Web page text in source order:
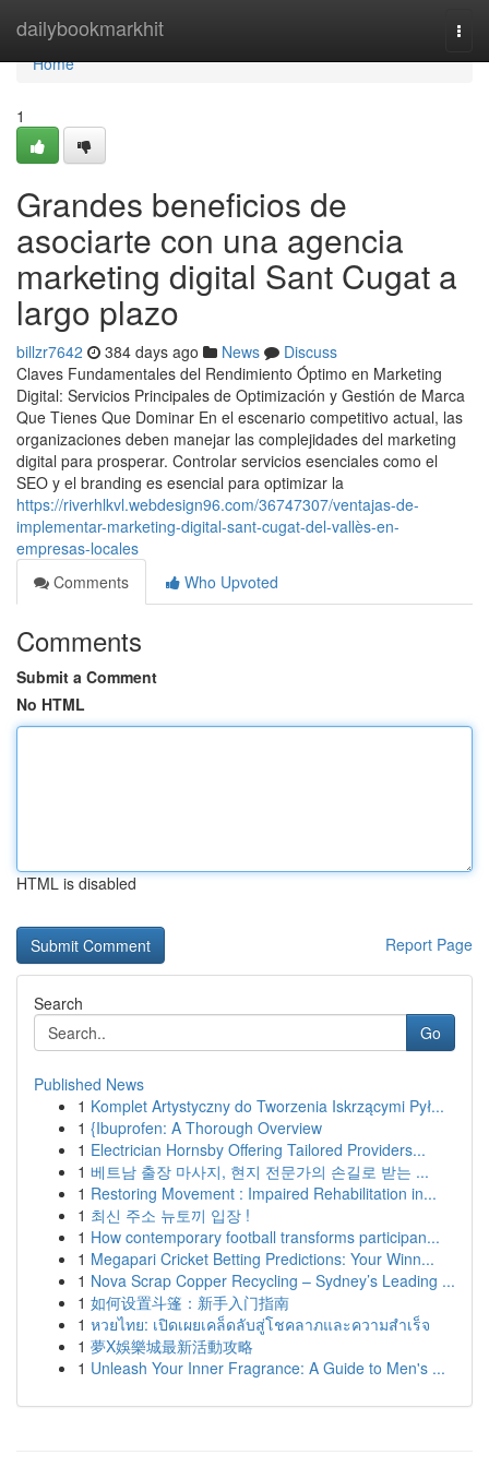
dailybookmarkhit
Home
Home
1
Grandes beneficios de
asociarte con una agencia
marketing digital Sant Cugat a
largo plazo
billzr7642 384 days ago News
Discuss
Claves Fundamentales del Rendimiento Óptimo en Marketing
Digital: Servicios Principales de Optimización y Gestión de Marca
Que Tienes Que Dominar En el escenario competitivo actual, las
organizaciones deben manejar las complejidades del marketing
digital para prosperar. Controlar servicios esenciales como el
SEO y el branding es esencial para optimizar la
https://riverhlkvl.webdesign96.com/36747307/ventajas-de-
implementar-marketing-digital-sant-cugat-del-vallès-en-
empresas-locales
Comments
Who Upvoted
Comments
Submit a Comment
No HTML
HTML is disabled
Report Page
Search
Go
Published News
1 Komplet Artystyczny do Tworzenia Iskrzącymi Pył...
1 {Ibuprofen: A Thorough Overview
1 Electrician Hornsby Offering Tailored Providers...
1 베트남 출장 마사지, 현지 전문가의 손길로 받는 ...
1 Restoring Movement : Impaired Rehabilitation in...
1 최신 주소 뉴토끼 입장 !
1 How contemporary football transforms participan...
1 Megapari Cricket Betting Predictions: Your Winn...
1 Nova Scrap Copper Recycling – Sydney’s Leading ...
1 如何设置斗篷：新手入门指南
1 หวยไทย: เปิดเผยเคล็ดลับสู่โชคลาภและความสำเร็จ
1 夢X娛樂城最新活動攻略
1 Unleash Your Inner Fragrance: A Guide to Men's ...